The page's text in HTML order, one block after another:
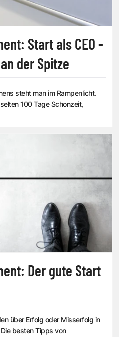
Start als CEO -
der Spitze
steht man im Rampenlicht.
100 Tage Schonzeit,
Der gute Start
über Erfolg oder Misserfolg in
besten Tipps von